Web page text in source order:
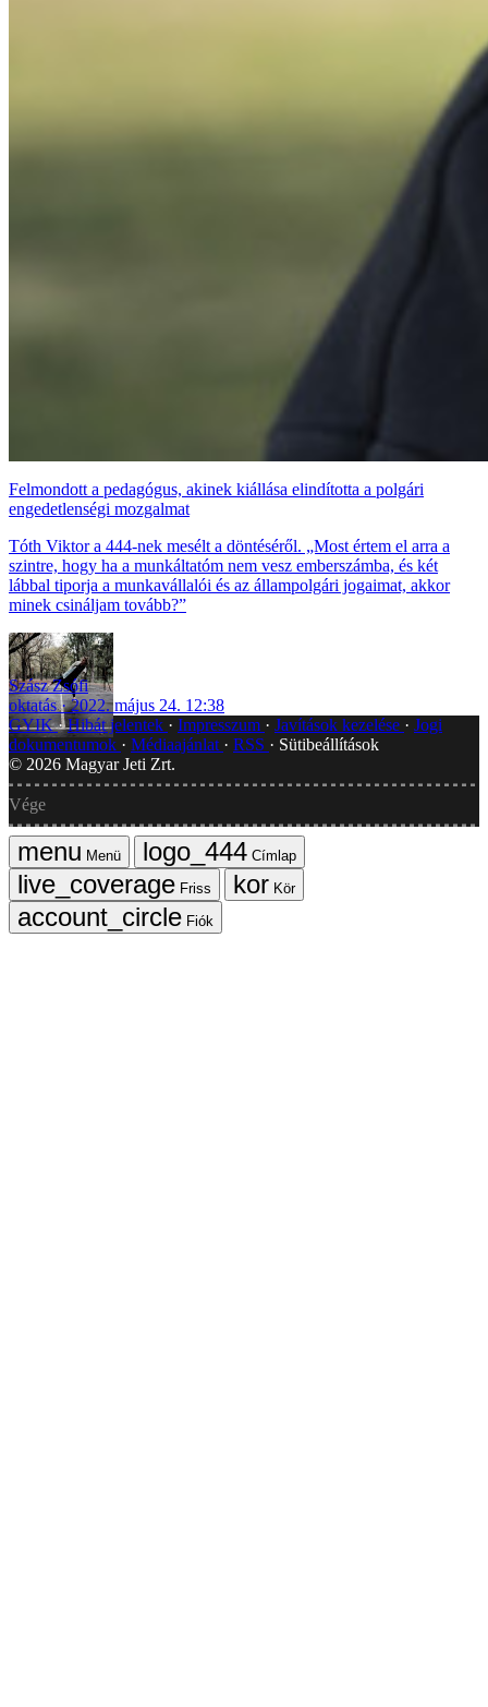
Felmondott a pedagógus, akinek kiállása elindította a polgári
engedetlenségi mozgalmat
Tóth Viktor a 444-nek mesélt a döntéséről. „Most értem el arra a
szintre, hogy ha a munkáltatóm nem vesz emberszámba, és két
lábbal tiporja a munkavállalói és az állampolgári jogaimat, akkor
minek csináljam tovább?”
Szász Zsófi
oktatás
2022. május 24. 12:38
GYIK Hibát jelentek Impresszum Javítások kezelése
Jogi
dokumentumok
Médiaajánlat RSS
Sütibeállítások
© 2026 Magyar Jeti Zrt.
Vége
Menü
Címlap
Friss
Kör
Fiók